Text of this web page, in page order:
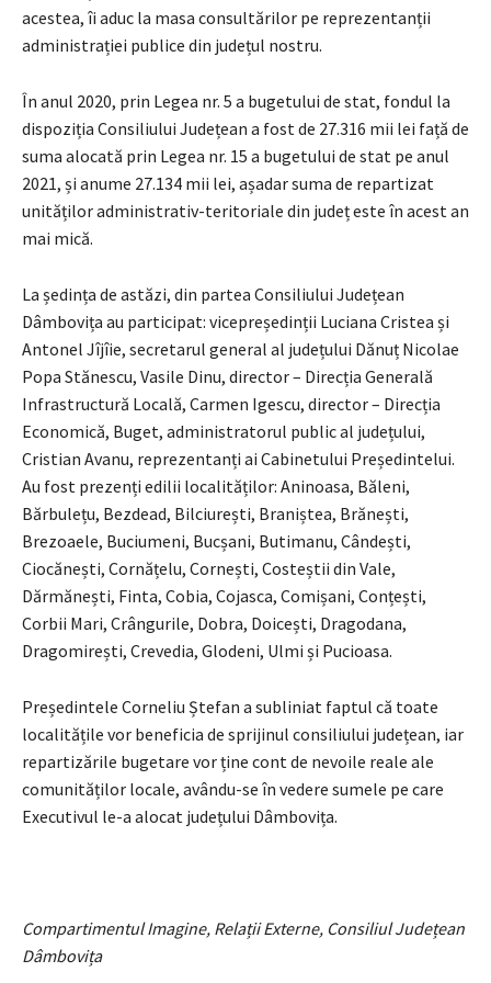
acestea, îi aduc la masa consultărilor pe reprezentanții
administrației publice din județul nostru.
În anul 2020, prin Legea nr. 5 a bugetului de stat, fondul la
dispoziția Consiliului Județean a fost de 27.316 mii lei față de
suma alocată prin Legea nr. 15 a bugetului de stat pe anul
2021, și anume 27.134 mii lei, așadar suma de repartizat
unităților administrativ-teritoriale din județ este în acest an
mai mică.
La ședința de astăzi, din partea Consiliului Județean
Dâmbovița au participat: vicepreședinții Luciana Cristea și
Antonel Jîjîie, secretarul general al județului Dănuț Nicolae
Popa Stănescu, Vasile Dinu, director – Direcția Generală
Infrastructură Locală, Carmen Igescu, director – Direcția
Economică, Buget, administratorul public al județului,
Cristian Avanu, reprezentanți ai Cabinetului Președintelui.
Au fost prezenți edilii localităților: Aninoasa, Băleni,
Bărbulețu, Bezdead, Bilciurești, Braniștea, Brănești,
Brezoaele, Buciumeni, Bucșani, Butimanu, Cândești,
Ciocănești, Cornățelu, Cornești, Costeștii din Vale,
Dărmănești, Finta, Cobia, Cojasca, Comișani, Conțești,
Corbii Mari, Crângurile, Dobra, Doicești, Dragodana,
Dragomirești, Crevedia, Glodeni, Ulmi și Pucioasa.
Președintele Corneliu Ștefan a subliniat faptul că toate
localitățile vor beneficia de sprijinul consiliului județean, iar
repartizările bugetare vor ține cont de nevoile reale ale
comunităților locale, avându-se în vedere sumele pe care
Executivul le-a alocat județului Dâmbovița.
Compartimentul Imagine, Relații Externe, Consiliul Județean
Dâmbovița